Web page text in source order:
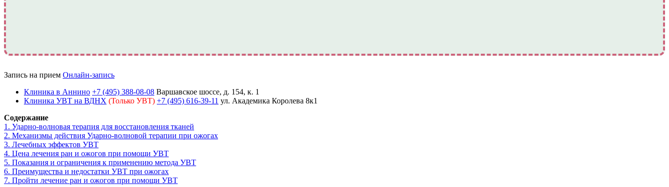
Запись на прием Онлайн-запись
Клиника в Аннино +7 (495) 388-08-08 Варшавское шоссе, д. 154, к. 1
Клиника УВТ на ВДНХ (Только УВТ) +7 (495) 616-39-11 ул. Академика Королева 8к1
Содержание
1. Ударно-волновая терапия для восстановления тканей
2. Механизмы действия Ударно-волновой терапии при ожогах
3. Лечебных эффектов УВТ
4. Цена лечения ран и ожогов при помощи УВТ
5. Показания и ограничения к применению метода УВТ
6. Преимущества и недостатки УВТ при ожогах
7. Пройти лечение ран и ожогов при помощи УВТ